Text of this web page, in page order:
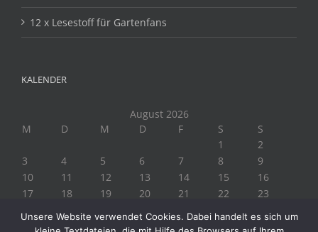
12 x Lesestoff für Gartenfans
KALENDER
August 2026
M
D M D F S
S
1
2
3
4 5 6 7 8
9
10
11 12 13 14 15
16
17
18 19 20 21 22
23
24
25 27 28
Unsere Website verwendet Cookies. Dabei handelt es sich um